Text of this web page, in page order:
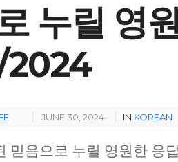
누릴 영
2024
JUNE 30, 2024 IN KOREAN
믿음으로 누릴 영원한 응